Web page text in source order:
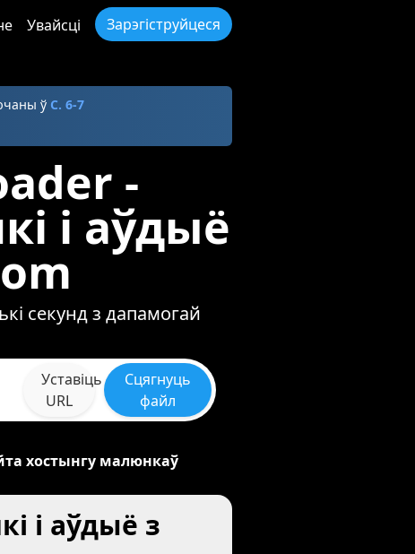
Увайсці Зарэгіструйцеся
ў С. 6-7
-
і аўдыё
секунд з дапамогай
Уставіць
URL
Сцягнуць
файл
хостынгу малюнкаў
і аўдыё з